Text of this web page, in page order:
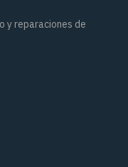
y reparaciones de